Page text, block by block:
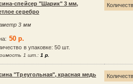
спейсер "Шарик" 3 мм,
серебро
3 мм
50 р.
в упаковке: 50 шт.
1 шт.: 1 р.
"Треугольная", красная медь